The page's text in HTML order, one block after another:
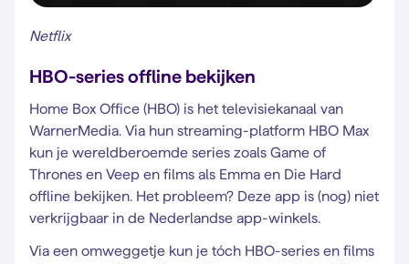
Netflix
HBO-series offline bekijken
Home Box Office (HBO) is het televisiekanaal van
WarnerMedia. Via hun streaming-platform HBO Max
kun je wereldberoemde series zoals Game of
Thrones en Veep en films als Emma en Die Hard
offline bekijken. Het probleem? Deze app is (nog) niet
verkrijgbaar in de Nederlandse app-winkels.
Via een omweggetje kun je tóch HBO-series en films